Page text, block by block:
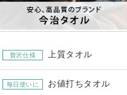
贅沢仕様 上質タオル
毎日使いに お値打ちタオル